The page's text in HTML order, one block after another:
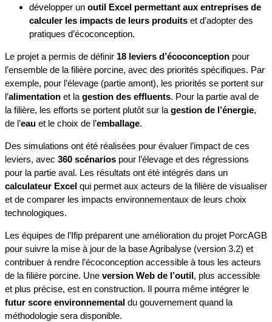
développer un outil Excel permettant aux entreprises de
calculer les impacts de leurs produits et d’adopter des
pratiques d’écoconception.
Le projet a permis de définir 18 leviers d’écoconception pour
l’ensemble de la filière porcine, avec des priorités spécifiques. Par
exemple, pour l’élevage (partie amont), les priorités se portent sur
l’alimentation et la gestion des effluents. Pour la partie aval de
la filière, les efforts se portent plutôt sur la gestion de l’énergie,
de l’eau et le choix de l’emballage.
Des simulations ont été réalisées pour évaluer l’impact de ces
leviers, avec 360 scénarios pour l’élevage et des régressions
pour la partie aval. Les résultats ont été intégrés dans un
calculateur Excel qui permet aux acteurs de la filière de visualiser
et de comparer les impacts environnementaux de leurs choix
technologiques.
Les équipes de l’Ifip préparent une amélioration du projet PorcAGB
pour suivre la mise à jour de la base Agribalyse (version 3.2) et
contribuer à rendre l’écoconception accessible à tous les acteurs
de la filière porcine. Une version Web de l’outil, plus accessible
et plus précise, est en construction. Il pourra même intégrer le
futur score environnemental du gouvernement quand la
méthodologie sera disponible.